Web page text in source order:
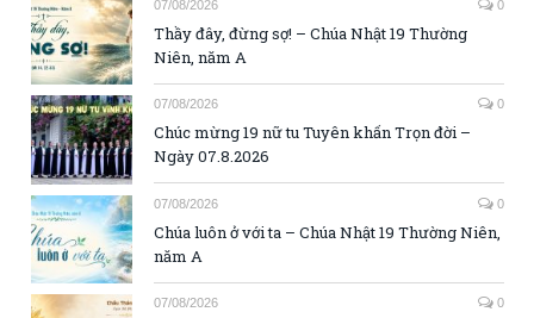
07/08/2026 0
Thầy đây, đừng sợ! – Chúa Nhật 19 Thường
Niên, năm A
07/08/2026 0
Chúc mừng 19 nữ tu Tuyên khấn Trọn đời –
Ngày 07.8.2026
07/08/2026 0
Chúa luôn ở với ta – Chúa Nhật 19 Thường Niên,
năm A
07/08/2026 0